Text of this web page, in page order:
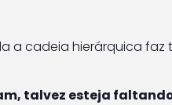
a cadeia hierárquica faz
talvez esteja